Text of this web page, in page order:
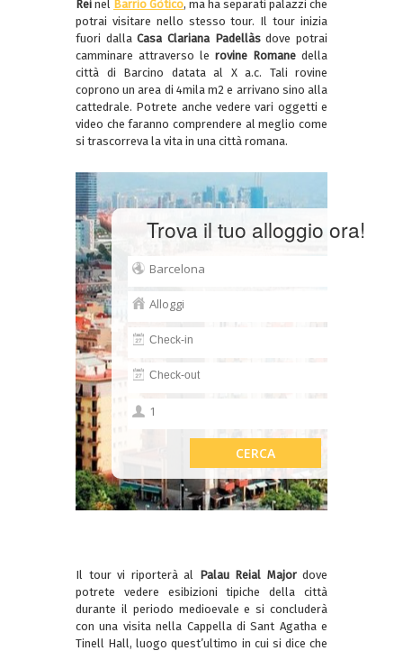
Rei nel Barrio Gòtico, ma ha separati palazzi che
potrai visitare nello stesso tour. Il tour inizia
fuori dallaCasa Clariana Padellàsdove potrai
camminare attraverso le rovine Romane della
città di Barcino datata al X a.c. Tali rovine
coprono un area di 4mila m2 e arrivano sino alla
cattedrale. Potrete anche vedere vari oggetti e
video che faranno comprendere al meglio come
si trascorreva la vita in una città romana.
Trova il tuo alloggio ora!
Il tour vi riporterà al Palau Reial Majordove
potrete vedere esibizioni tipiche della città
durante il periodo medioevale e si concluderà
con una visita nella Cappella di Sant Agatha e
Tinell Hall, luogo quest’ultimo in cui si dice che